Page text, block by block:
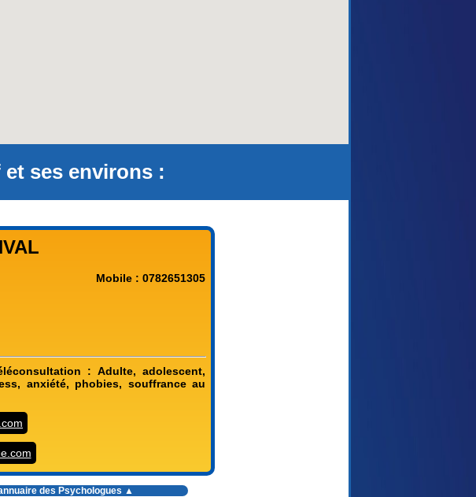
ses environs :
Mobile : 0782651305
: Adulte, adolescent,
anxiété, phobies, souffrance au
des Psychologues ▲